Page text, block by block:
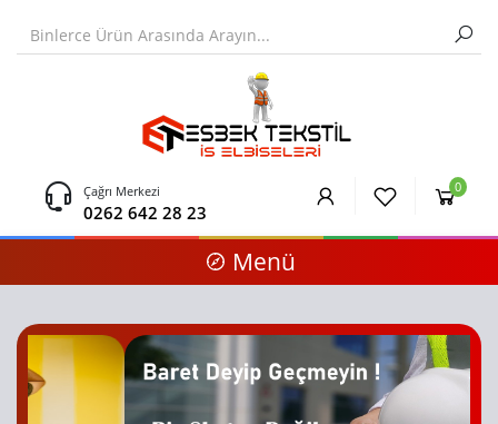
Çağrı Merkezi
0262 642 28 23
0
Menü